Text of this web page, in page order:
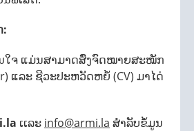
:
ໃຈ ແມ່ນສາມາດສົ່ງຈົດໝາຍສະໝັກ
ແລະ ຊີວະປະຫວັດຫຍໍ້ (CV) ມາໄດ່
ເເລະ info@armi.la ສໍາລັບຂໍ້ມູນ